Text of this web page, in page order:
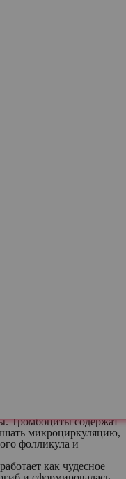
процедурой, но
на ее счет. Часто
выпадение за один
на практике все
может и чего не
кого бесполезна.
концентрацией
Тромбоциты содержат
микроциркуляцию,
фолликула и
как чудесное